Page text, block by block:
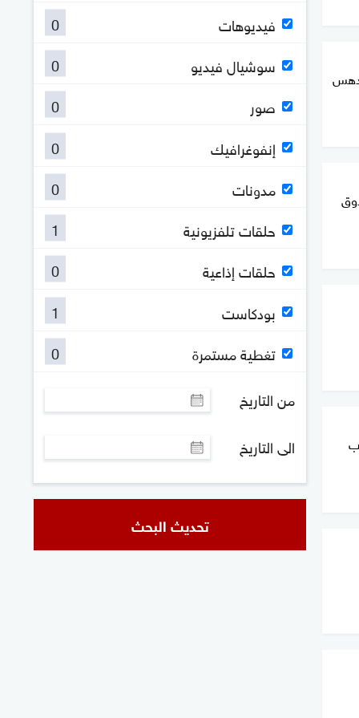
دهس
فيديوهات
0
سوشيال فيديو
0
صور
0
إنفوغرافيك
0
مدونات
0
حلقات تلفزيونية
1
حلقات إذاعية
0
بودكاست
1
تغطية مستمرة
0
من التاريخ
الى التاريخ
تحديث البحث